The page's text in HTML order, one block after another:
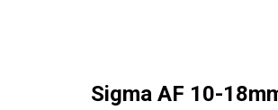
Sigma AF 10-